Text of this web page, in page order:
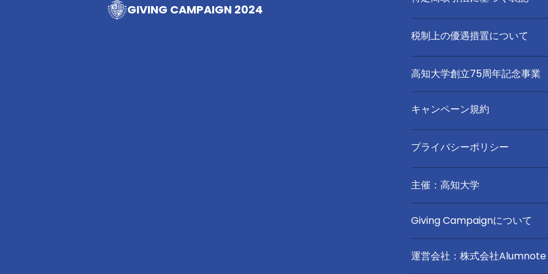
GIVING CAMPAIGN 2024
税制上の優遇措置について
高知大学創立75周年記念事
キャンペーン規約
プライバシーポリシー
主催：高知大学
Giving Campaignについて
運営会社：株式会社Alumnote